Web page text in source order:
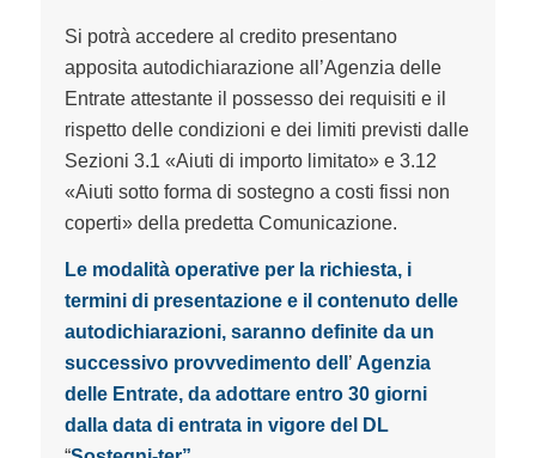
Si potrà accedere al credito presentano
apposita autodichiarazione all’Agenzia delle
Entrate attestante il possesso dei requisiti e il
rispetto delle condizioni e dei limiti previsti dalle
Sezioni 3.1 «Aiuti di importo limitato» e 3.12
«Aiuti sotto forma di sostegno a costi fissi non
coperti» della predetta Comunicazione.
Le modalità operative per la richiesta, i
termini di presentazione e il contenuto delle
autodichiarazioni, saranno definite da un
successivo provvedimento dell ’ Agenzia
delle Entrate, da adottare entro 30 giorni
dalla data di entrata in vigore del DL